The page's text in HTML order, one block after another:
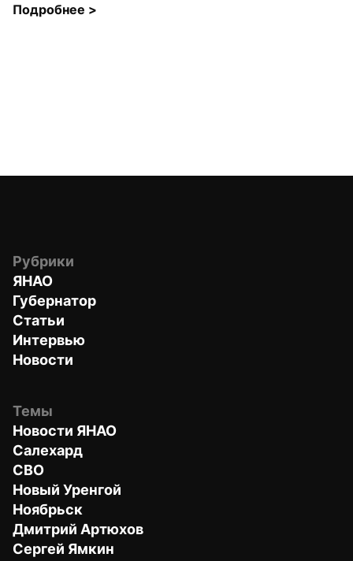
Подробнее >
Рубрики
ЯНАО
Губернатор
Статьи
Интервью
Новости
Темы
Новости ЯНАО
Салехард
СВО
Новый Уренгой
Ноябрьск
Дмитрий Артюхов
Сергей Ямкин